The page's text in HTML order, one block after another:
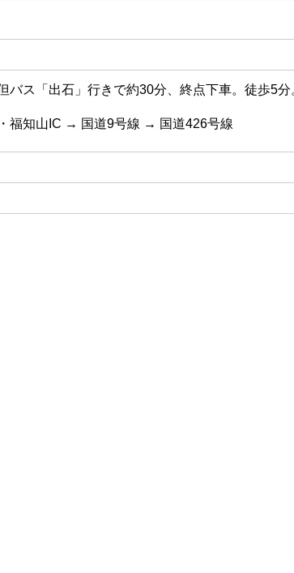
バス「出石」行きで約30分、終点下車。徒歩5分
福知山IC → 国道9号線 → 国道426号線